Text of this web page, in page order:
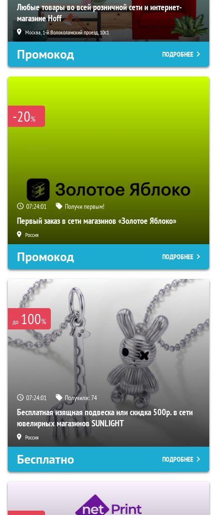
Любые товары во всей розничной сети и интернет-
магазине Hoff
Москва, 1-й Волоколамский проезд, 10с1
Промокод ПОДРОБНЕЕ
-20%
07:24:00 Получи первым!
Первый заказ в сети магазинов «Золотое Яблоко»
Россия
Промокод ПОДРОБНЕЕ
до 100%
07:24:00 Получили:74
Бесплатная изящная подвеска или скидка 500р. в сети
ювелирных магазинов SUNLIGHT
Россия
Бесплатно ПОДРОБНЕЕ